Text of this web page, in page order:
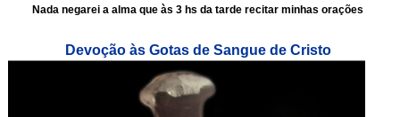
Nada negarei a alma que às 3 hs da tarde recitar minhas orações
Devoção às Gotas de Sangue de Cristo